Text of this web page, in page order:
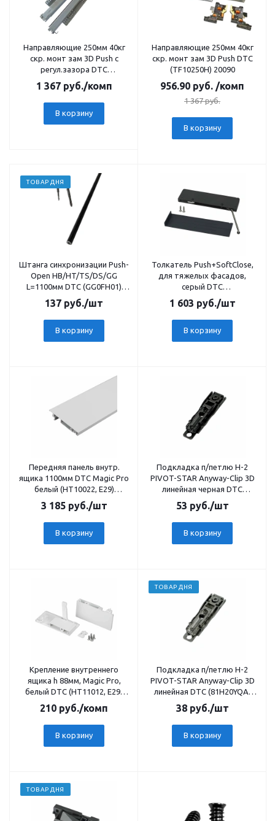
Направляющие 250мм 40кг
скр. монт зам 3D Push с
регул.зазора DTC
(TS10250GX+0TSD02-A)
25181
1 367руб./комп
В корзину
Направляющие 250мм 40кг
скр. монт зам 3D Push DTC
(TF10250H) 20090
956.90 руб. /комп
1 367руб.
В корзину
ТОВАР ДНЯ
Штанга синхронизации Push-
Open HB/HT/TS/DS/GG
L=1100мм DTC (GG0FH01)
24622
137 руб./шт
В корзину
Толкатель Push+SoftClose,
для тяжелых фасадов,
серый DTC
(MS00AH+MSJS01, H30) 21915
1 603 руб./шт
В корзину
Передняя панель внутр.
ящика 1100мм DTC Magic Pro
белый (HT10022, Е29)
0016642
3 185руб./шт
В корзину
Подкладка п/петлю Н-2
PIVOT-STAR Anyway-Clip 3D
линейная черная DTC
(81H20YQA) 20301
53 руб./шт
В корзину
Крепление внутреннего
ящика h 88мм, Magic Pro,
белый DTC (HT11012, E29)
0016641
210 руб./комп
В корзину
ТОВАР ДНЯ
Подкладка п/петлю Н-2
PIVOT-STAR Anyway-Clip 3D
линейная DTC (81H20YQA)
20223
38руб./шт
В корзину
ТОВАР ДНЯ